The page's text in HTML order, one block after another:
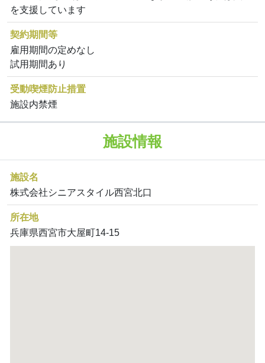
を支援しています
契約期間等
雇用期間の定めなし
試用期間あり
受動喫煙防止措置
施設内禁煙
施設情報
施設名
株式会社シニアスタイル西宮北口
所在地
兵庫県西宮市大屋町14-15